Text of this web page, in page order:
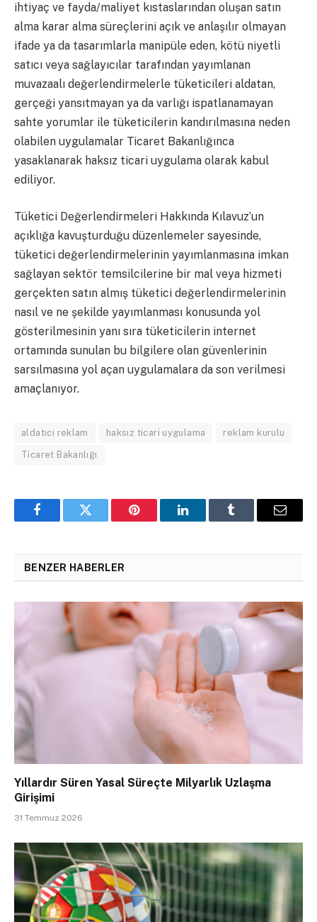
ihtiyaç ve fayda/maliyet kıstaslarından oluşan satın
alma karar alma süreçlerini açık ve anlaşılır olmayan
ifade ya da tasarımlarla manipüle eden, kötü niyetli
satıcı veya sağlayıcılar tarafından yayımlanan
muvazaalı değerlendirmelerle tüketicileri aldatan,
gerçeği yansıtmayan ya da varlığı ispatlanamayan
sahte yorumlar ile tüketicilerin kandırılmasına neden
olabilen uygulamalar Ticaret Bakanlığınca
yasaklanarak haksız ticari uygulama olarak kabul
ediliyor.
Tüketici Değerlendirmeleri Hakkında Kılavuz’un
açıklığa kavuşturduğu düzenlemeler sayesinde,
tüketici değerlendirmelerinin yayımlanmasına imkan
sağlayan sektör temsilcilerine bir mal veya hizmeti
gerçekten satın almış tüketici değerlendirmelerinin
nasıl ve ne şekilde yayımlanması konusunda yol
gösterilmesinin yanı sıra tüketicilerin internet
ortamında sunulan bu bilgilere olan güvenlerinin
sarsılmasına yol açan uygulamalara da son verilmesi
amaçlanıyor.
aldatıcı reklam haksız ticari uygulama reklam kurulu
Ticaret Bakanlığı
FacebookTwitter Pinterest LinkedInTumblr Email
BENZER HABERLER
Yıllardır Süren Yasal Süreçte Milyarlık Uzlaşma
Girişimi
31 Temmuz 2026